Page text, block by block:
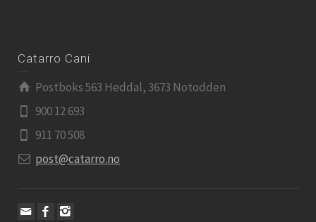
Catarro Cani
Postboks 563 Heddal, 3673 Notodden
900 12 693
911 70 508
post@catarro.no